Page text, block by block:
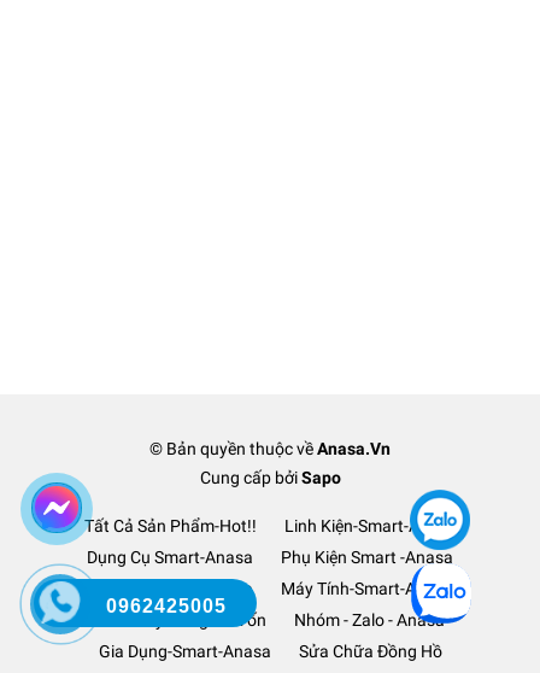
© Bản quyền thuộc vềAnasa.Vn
Cung cấp bởi Sapo
Tất Cả Sản Phẩm-Hot!!
Linh Kiện-Smart-Anasa
Dụng Cụ Smart-Anasa
Phụ Kiện Smart -Anasa
Ô Tô Xe Hơi TM-Anasa
Máy Tính-Smart-Anasa
Thanh Lý Hàng-Lỗ Vốn
Nhóm - Zalo - Anasa
Gia Dụng-Smart-Anasa
Sửa Chữa Đồng Hồ
0962425005